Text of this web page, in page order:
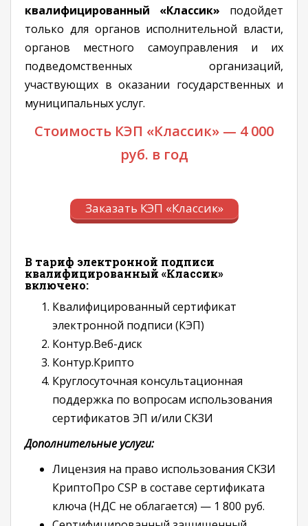
квалифицированный «Классик» подойдет
только для органов исполнительной власти,
органов местного самоуправления и их
подведомственных организаций,
участвующих в оказании государственных и
муниципальных услуг.
Стоимость КЭП «Классик» — 4 000
руб. в год
Заказать КЭП «Классик»
В тариф электронной подписи
квалифицированный «Классик»
включено:
Квалифицированный сертификат
электронной подписи (КЭП)
Контур.Веб-диск
Контур.Крипто
Круглосуточная консультационная
поддержка по вопросам использования
сертификатов ЭП и/или СКЗИ
Дополнительные услуги:
Лицензия на право использования СКЗИ
КриптоПро CSP в составе сертификата
ключа (НДС не облагается) — 1 800 руб.